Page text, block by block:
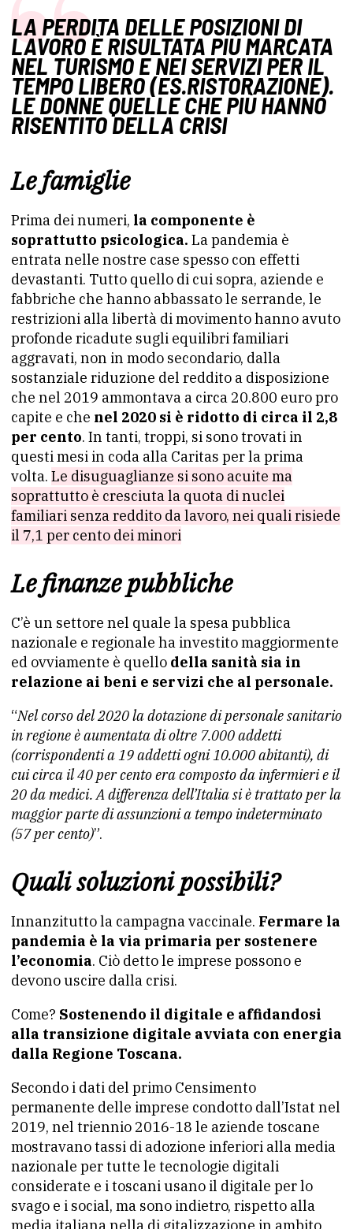
LA PERDITA DELLE POSIZIONI DI
LAVORO È RISULTATA PIÙ MARCATA
NEL TURISMO E NEI SERVIZI PER IL
TEMPO LIBERO (ES.RISTORAZIONE).
LE DONNE QUELLE CHE PIÙ HANNO
RISENTITO DELLA CRISI
Le famiglie
Prima dei numeri, la componente è
soprattutto psicologica. La pandemia è
entrata nelle nostre case spesso con effetti
devastanti. Tutto quello di cui sopra, aziende e
fabbriche che hanno abbassato le serrande, le
restrizioni alla libertà di movimento hanno avuto
profonde ricadute sugli equilibri familiari
aggravati, non in modo secondario, dalla
sostanziale riduzione del reddito a disposizione
che nel 2019 ammontava a circa 20.800 euro pro
capite e che nel 2020 si è ridotto di circa il 2,8
per cento. In tanti, troppi, si sono trovati in
questi mesi in coda alla Caritas per la prima
volta. Le disuguaglianze si sono acuite ma
soprattutto è cresciuta la quota di nuclei
familiari senza reddito da lavoro, nei quali risiede
il 7,1 per cento dei minori
Le finanze pubbliche
C’è un settore nel quale la spesa pubblica
nazionale e regionale ha investito maggiormente
ed ovviamente è quello della sanità sia in
relazione ai beni e servizi che al personale.
“Nel corso del 2020 la dotazione di personale sanitario
in regione è aumentata di oltre 7.000 addetti
(corrispondenti a 19 addetti ogni 10.000 abitanti), di
cui circa il 40 per cento era composto da infermieri e il
20 da medici. A differenza dell’Italia si è trattato per la
maggior parte di assunzioni a tempo indeterminato
(57 per cento)”.
Quali soluzioni possibili?
Innanzitutto la campagna vaccinale. Fermare la
pandemia è la via primaria per sostenere
l’economia. Ciò detto le imprese possono e
devono uscire dalla crisi.
Come? Sostenendo il digitale e affidandosi
alla transizione digitale avviata con energia
dalla Regione Toscana.
Secondo i dati del primo Censimento
permanente delle imprese condotto dall’Istat nel
2019, nel triennio 2016-18 le aziende toscane
mostravano tassi di adozione inferiori alla media
nazionale per tutte le tecnologie digitali
considerate e i toscani usano il digitale per lo
svago e i social, ma sono indietro, rispetto alla